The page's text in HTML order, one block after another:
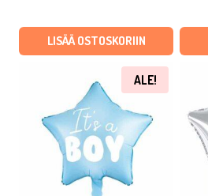
oli:
on:
€0,59.
LISÄÄ OSTOSKORIIN
ALE!